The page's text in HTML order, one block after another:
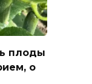
плоды
о